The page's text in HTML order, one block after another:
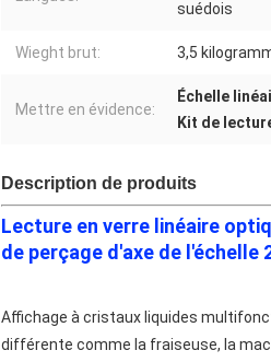
suédois
Wieght brut: 3,5
Mettre en évidence:
Échelle
Kit de
Description de produits
Lecture en verre linéaire
de perçage d'axe de l'échelle
Affichage à cristaux liquides
différente comme la fraiseuse, la